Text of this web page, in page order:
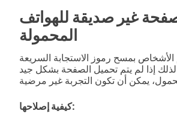
غير صديقة للهواتف
المحمولة
بمسح رموز الاستجابة السريعة
لذلك إذا لم يتم تحميل الصفحة بشكل جيد
كيفية إصلاحها: